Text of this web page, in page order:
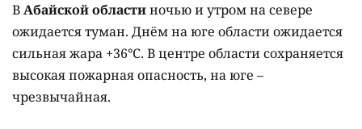
ВАбайской областиночью и утром на севере
ожидается туман. Днём на юге области ожидается
сильная жара +36°C. В центре области сохраняется
высокая пожарная опасность, на юге –
чрезвычайная.